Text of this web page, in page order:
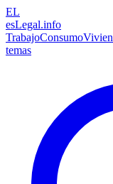
EL
esLegal.info
TrabajoConsumo
temas